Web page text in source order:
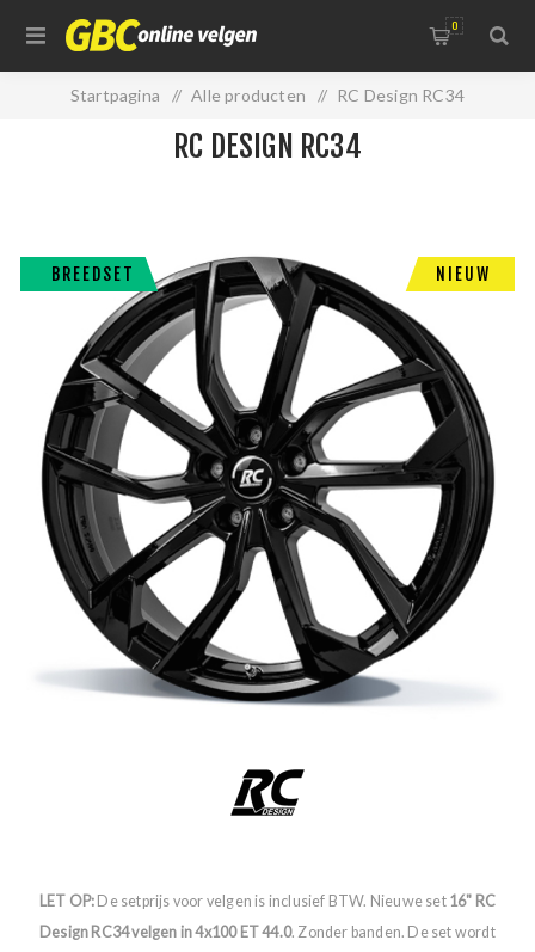
0
Startpagina / Alle producten / RC Design RC34
BREEDSET NIEUW
RC DESIGN RC34
LET OP: De setprijs voor velgen is inclusief BTW. Nieuwe set 16" RC
Design RC34 velgen in 4x100 ET 44.0. Zonder banden. De set wordt